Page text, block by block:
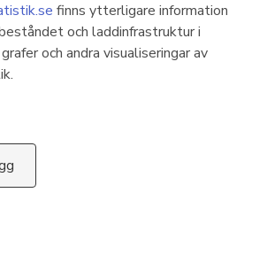
finns ytterligare information
och laddinfrastruktur i
och andra visualiseringar av